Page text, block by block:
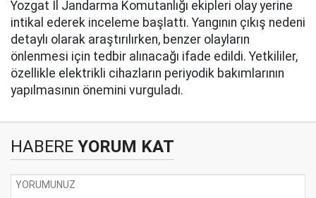
Yozgat İl Jandarma Komutanlığı ekipleri olay yerine
intikal ederek inceleme başlattı. Yangının çıkış nedeni
detaylı olarak araştırılırken, benzer olayların
önlenmesi için tedbir alınacağı ifade edildi. Yetkililer,
özellikle elektrikli cihazların periyodik bakımlarının
yapılmasının önemini vurguladı.
HABERE YORUM KAT